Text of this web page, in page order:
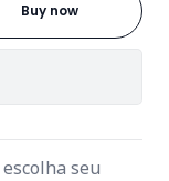
Buy now
seu